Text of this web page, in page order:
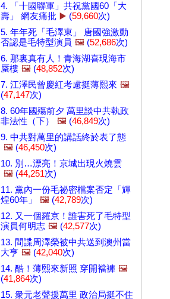
4. 「十國聯軍」共祝黨國60「大
壽」 網友痛批 ▶️ (59,660次)
5. 年年死「毛澤東」 唐國強激動
否認是毛特型演員 🖼️ (52,686次)
6. 那裏真有人！青海湖喜現海市
蜃樓 🖼️ (48,852次)
7. 江澤民曾慶紅考慮挺薄熙來 🖼️
(47,147次)
8. 60年國殤前夕 萬里談中共執政
非法性（下）
🖼️ (46,849次)
9. 中共對萬里的講話終於表了態
🖼️ (46,450次)
10. 別…漂亮！京城出現火燒雲
🖼️ (44,251次)
11. 黨內一份毛祕密檔案否定「輝
煌60年」
🖼️ (42,789次)
12. 又一個羅京！誰害死了毛特型
演員何明志 🖼️ (42,577次)
13. 間諜周澤榮被中共送到澳州當
大亨 🖼️ (42,040次)
14. 酷！薄熙來新照 穿開襠褲 🖼️
(41,864次)
15. 衆元老聲援萬里 政治局挺不住